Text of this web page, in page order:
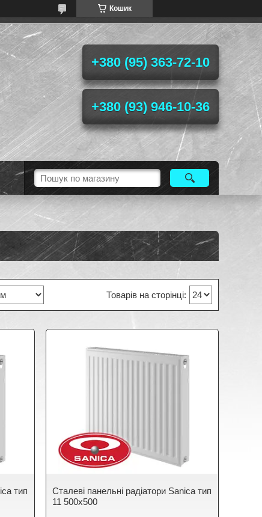
Кошик
+380 (95) 363-72-10
+380 (93) 946-10-36
тип
Сталеві панельні радіатори Sanica тип
11 500х500